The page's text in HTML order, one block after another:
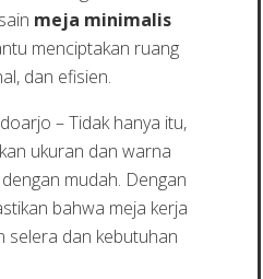
meja minimalis
menciptakan ruang
dan efisien.
– Tidak hanya itu,
ukuran dan warna
mudah. Dengan
bahwa meja kerja
selera dan kebutuhan